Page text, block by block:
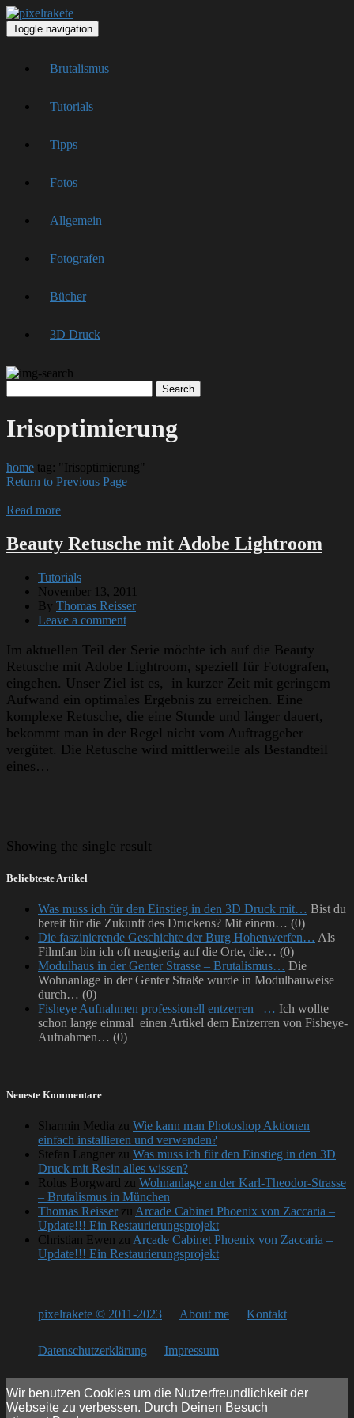
Toggle navigation
Brutalismus
Tutorials
Tipps
Fotos
Allgemein
Fotografen
Bücher
3D Druck
Irisoptimierung
home tag: "Irisoptimierung"
Return to Previous Page
Read more
Beauty Retusche mit Adobe Lightroom
Tutorials
November 13, 2011
By Thomas Reisser
Leave a comment
Im aktuellen Teil der Serie möchte ich auf die Beauty
Retusche mit Adobe Lightroom, speziell für Fotografen,
eingehen. Unser Ziel ist es, in kurzer Zeit mit geringem
Aufwand ein optimales Ergebnis zu erreichen. Eine
komplexe Retusche, die eine Stunde und länger dauert,
bekommt man in der Regel nicht vom Auftraggeber
vergütet. Die Retusche wird mittlerweile als Bestandteil
eines…
Showing the single result
Beliebteste Artikel
Was muss ich für den Einstieg in den 3D Druck mit… Bist du
bereit für die Zukunft des Druckens? Mit einem… (0)
Die faszinierende Geschichte der Burg Hohenwerfen… Als
Filmfan bin ich oft neugierig auf die Orte, die… (0)
Modulhaus in der Genter Strasse – Brutalismus… Die
Wohnanlage in der Genter Straße wurde in Modulbauweise
durch… (0)
Fisheye Aufnahmen professionell entzerren –… Ich wollte
schon lange einmal einen Artikel dem Entzerren von Fisheye-
Aufnahmen… (0)
Neueste Kommentare
Sharmin Media zu Wie kann man Photoshop Aktionen
einfach installieren und verwenden?
Stefan Langner zu Was muss ich für den Einstieg in den 3D
Druck mit Resin alles wissen?
Rolus Borgward zu Wohnanlage an der Karl-Theodor-Strasse
– Brutalismus in München
Thomas Reisserzu Arcade Cabinet Phoenix von Zaccaria –
Update!!! Ein Restaurierungsprojekt
Christian Ewen zu Arcade Cabinet Phoenix von Zaccaria –
Update!!! Ein Restaurierungsprojekt
pixelrakete © 2011-2023 About me Kontakt
Datenschutzerklärung Impressum
Wir benutzen Cookies um die Nutzerfreundlichkeit der
Webseite zu verbessen. Durch Deinen Besuch